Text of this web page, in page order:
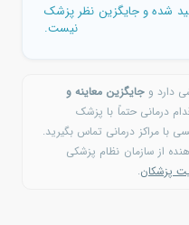
شده و جایگزین نظر پزشک
نیست.
دارد وجایگزین معاینه و
درمانی حتماً با پزشک
با مراکز درمانی تماس بگیرید.
از سازمان نظام پزشکی
پزشکان.